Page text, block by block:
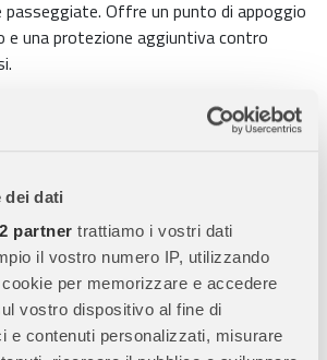
dei dati
partner trattiamo i vostri dati
il vostro numero IP, utilizzando
per memorizzare e accedere
vostro dispositivo al fine di
e contenuti personalizzati, misurare
passeggiate. Offre un punto di appoggio
e una protezione aggiuntiva contro
bambino riducendo il rischio di
sicuro durante la passeggiata